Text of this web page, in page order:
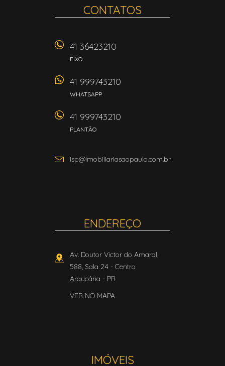
CONTATOS
41 36423210
FIXO
41 999743210
WHATSAPP
41 999743210
PLANTÃO
isp@imobiliariasaopaulo.com.br
ENDEREÇO
Av. Doutor Victor do Amaral,
588, Sala 24 - Centro
Araucária - PR
VER NO MAPA
IMÓVEIS